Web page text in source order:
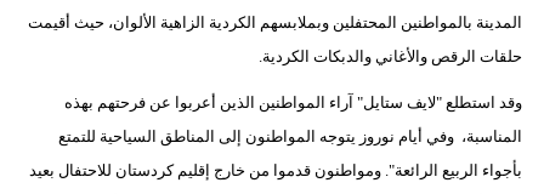
المدينة بالمواطنين المحتفلين وبملابسهم الكردية الزاهية الألوان، حيث أقيمت
حلقات الرقص والأغاني والدبكات الكردية.
وقد استطلع "لايف ستايل" آراء المواطنين الذين أعربوا عن فرحتهم بهذه
المناسبة، وفي أيام نوروز يتوجه المواطنون إلى المناطق السياحية للتمتع
بأجواء الربيع الرائعة". ومواطنون قدموا من خارج إقليم كردستان للاحتفال بعيد